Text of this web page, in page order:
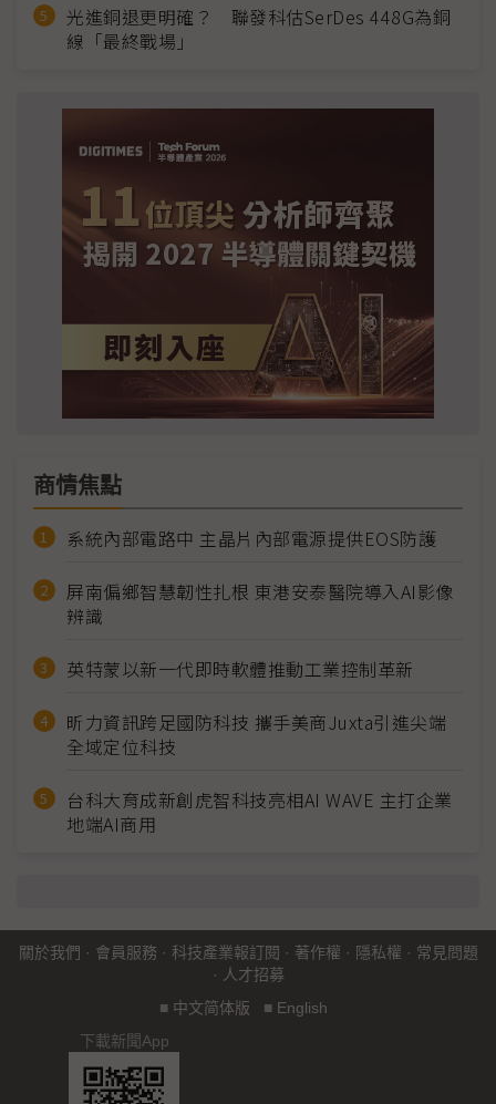
光進銅退更明確？ 聯發科估SerDes 448G為銅
線「最終戰場」
商情焦點
系統內部電路中 主晶片內部電源提供EOS防護
屏南偏鄉智慧韌性扎根 東港安泰醫院導入AI影像
辨識
英特蒙以新一代即時軟體推動工業控制革新
昕力資訊跨足國防科技 攜手美商Juxta引進尖端
全域定位科技
台科大育成新創虎智科技亮相AI WAVE 主打企業
地端AI商用
關於我們 · 會員服務 · 科技產業報訂閱 · 著作權 · 隱私權 · 常見問題
· 人才招募
■ 中文简体版 ■ English
下載新聞App